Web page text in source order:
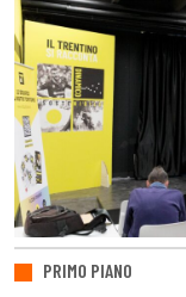
PRIMO PIANO